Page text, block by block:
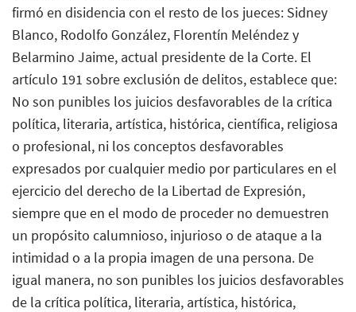
firmó en disidencia con el resto de los jueces: Sidney
Blanco, Rodolfo González, Florentín Meléndez y
Belarmino Jaime, actual presidente de la Corte. El
artículo 191 sobre exclusión de delitos, establece que:
No son punibles los juicios desfavorables de la crítica
política, literaria, artística, histórica, científica, religiosa
o profesional, ni los conceptos desfavorables
expresados por cualquier medio por particulares en el
ejercicio del derecho de la Libertad de Expresión,
siempre que en el modo de proceder no demuestren
un propósito calumnioso, injurioso o de ataque a la
intimidad o a la propia imagen de una persona. De
igual manera, no son punibles los juicios desfavorables
de la crítica política, literaria, artística, histórica,